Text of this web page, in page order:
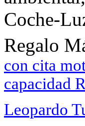
Coche-
Regalo
con cita
capacidad
Leopardo